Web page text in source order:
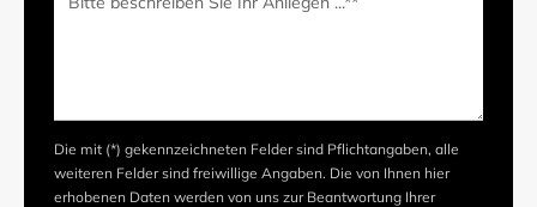
Die mit (*) gekennzeichneten Felder sind Pflichtangaben, alle
weiteren Felder sind freiwillige Angaben. Die von Ihnen hier
erhobenen Daten werden von uns zur Beantwortung Ihrer